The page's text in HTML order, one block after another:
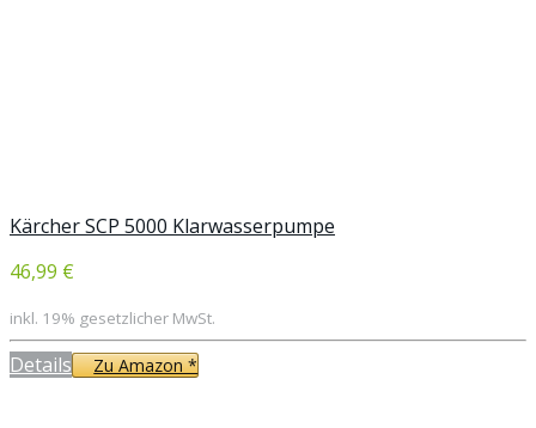
Kärcher SCP 5000 Klarwasserpumpe
46,99 €
inkl. 19% gesetzlicher MwSt.
Details Zu Amazon *